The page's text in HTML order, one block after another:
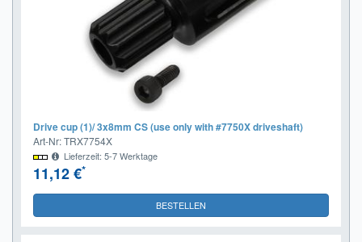
Drive cup (1)/ 3x8mm CS (use only with #7750X driveshaft)
Art-Nr: TRX7754X
Lieferzeit: 5-7 Werktage
11,12 €*
BESTELLEN